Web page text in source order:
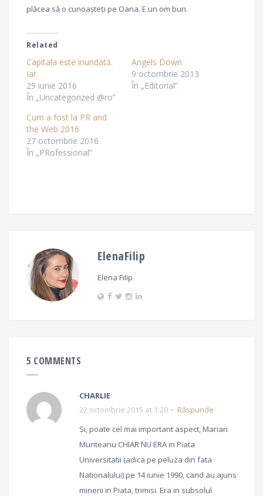
plăcea să o cunoașteți pe Oana. E un om bun.
Related
Capitala este inundată.
Iar.
29 iunie 2016
În „Uncategorized @ro”
Angels Down
9 octombrie 2013
În „Editorial”
Cum a fost la PR and
the Web 2016
27 octombrie 2016
În „PRofessional”
ElenaFilip
Elena Filip
5 COMMENTS
CHARLIE
22 octombrie 2015 at 1:20
Răspunde
Si, poate cel mai important aspect, Marian
Munteanu CHIAR NU ERA in Piata
Universitatii (adica pe peluza din fata
Nationalului) pe 14 iunie 1990, cand au ajuns
minerii in Piata, trimisi. Era in subsolul